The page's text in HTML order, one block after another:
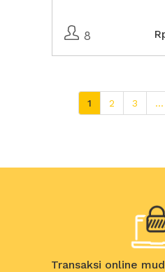
8
1 2 3 ...
Transaksi online